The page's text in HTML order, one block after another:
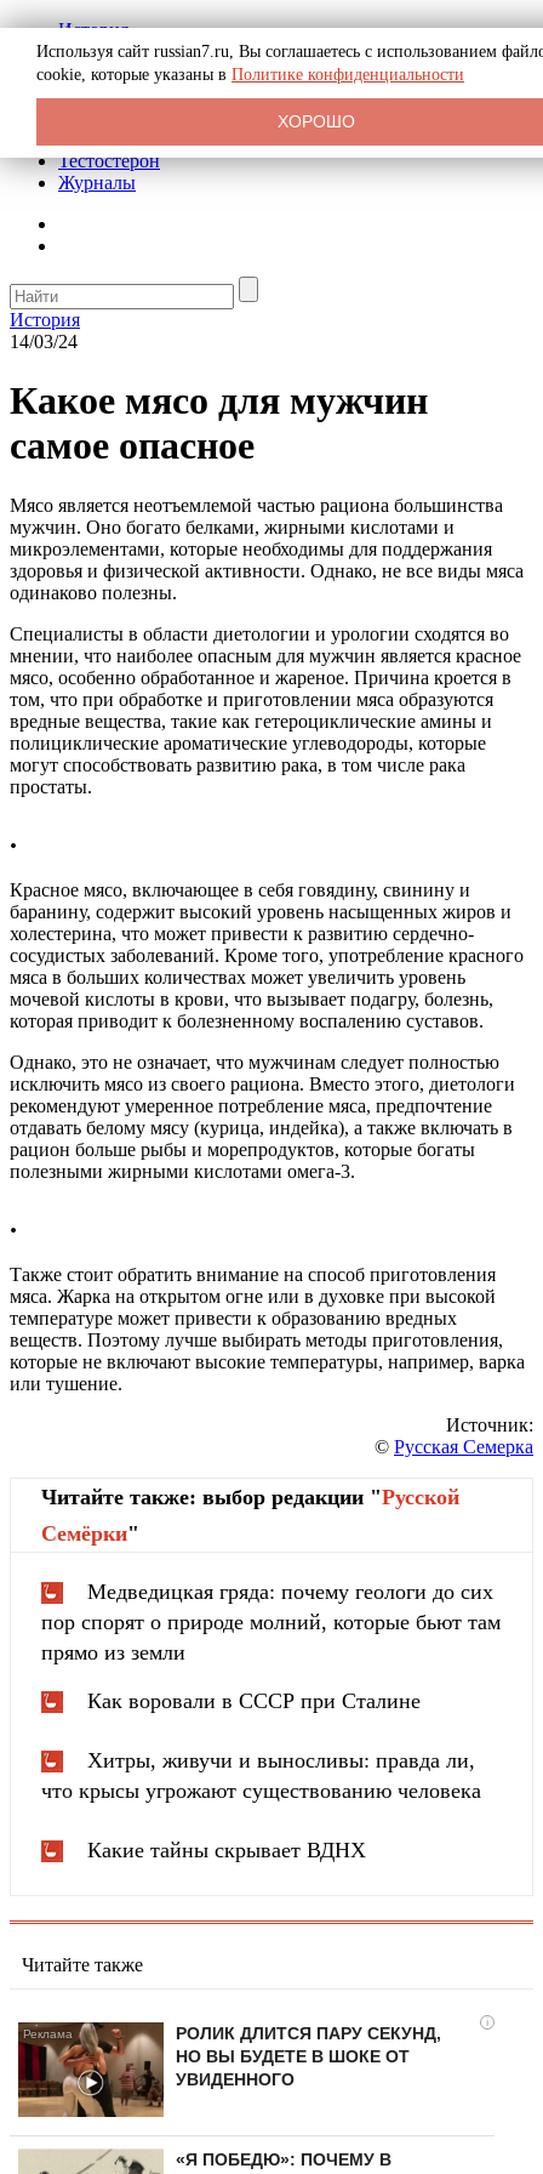
История
Биография
Криминал
Реклама на сайте
Тестостерон
Журналы
История
14/03/24
Какое мясо для мужчин
самое опасное
Мясо является неотъемлемой частью рациона большинства
мужчин. Оно богато белками, жирными кислотами и
микроэлементами, которые необходимы для поддержания
здоровья и физической активности. Однако, не все виды мяса
одинаково полезны.
Специалисты в области диетологии и урологии сходятся во
мнении, что наиболее опасным для мужчин является красное
мясо, особенно обработанное и жареное. Причина кроется в
том, что при обработке и приготовлении мяса образуются
вредные вещества, такие как гетероциклические амины и
полициклические ароматические углеводороды, которые
могут способствовать развитию рака, в том числе рака
простаты.
.
Красное мясо, включающее в себя говядину, свинину и
баранину, содержит высокий уровень насыщенных жиров и
холестерина, что может привести к развитию сердечно-
сосудистых заболеваний. Кроме того, употребление красного
мяса в больших количествах может увеличить уровень
мочевой кислоты в крови, что вызывает подагру, болезнь,
которая приводит к болезненному воспалению суставов.
Однако, это не означает, что мужчинам следует полностью
исключить мясо из своего рациона. Вместо этого, диетологи
рекомендуют умеренное потребление мяса, предпочтение
отдавать белому мясу (курица, индейка), а также включать в
рацион больше рыбы и морепродуктов, которые богаты
полезными жирными кислотами омега-3.
.
Также стоит обратить внимание на способ приготовления
мяса. Жарка на открытом огне или в духовке при высокой
температуре может привести к образованию вредных
веществ. Поэтому лучше выбирать методы приготовления,
которые не включают высокие температуры, например, варка
или тушение.
Источник:
© Русская Семерка
Читайте также: выбор редакции "Русской
Cемёрки"
Медведицкая гряда: почему геологи до сих
пор спорят о природе молний, которые бьют там
прямо из земли
Как воровали в СССР при Сталине
Хитры, живучи и выносливы: правда ли,
что крысы угрожают существованию человека
Какие тайны скрывает ВДНХ
Читайте также
i
РОЛИК ДЛИТСЯ ПАРУ СЕКУНД,
НО ВЫ БУДЕТЕ В ШОКЕ ОТ
УВИДЕННОГО
«Я ПОБЕДЮ»: ПОЧЕМУ В
Используя сайт russian7.ru, Вы соглашаетесь с использованием
cookie, которые указаны в Политике конфиденциальности
ХОРОШО